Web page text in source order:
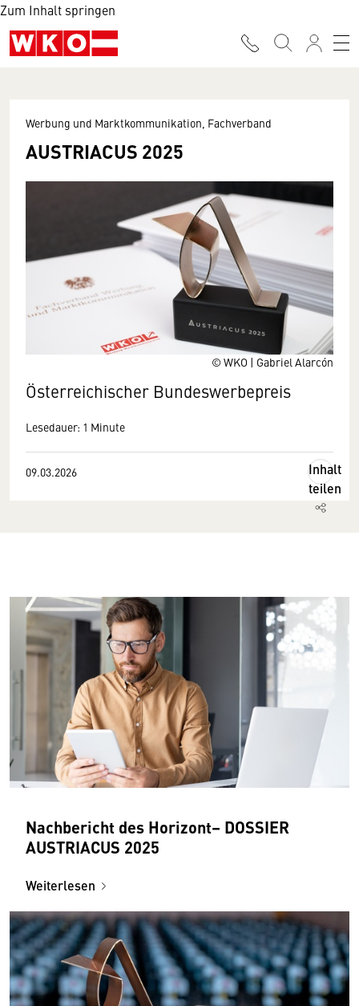
Zum Inhalt springen
© WKO | Gabriel Alarcón
Werbung und Marktkommunikation, Fachverband
AUSTRIACUS 2025
Österreichischer Bundeswerbepreis
Lesedauer: 1 Minute
09.03.2026
Inhalt
teilen
Nachbericht des Horizont– DOSSIER
AUSTRIACUS 2025
Weiterlesen